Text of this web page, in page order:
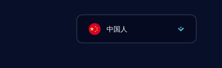
中国人